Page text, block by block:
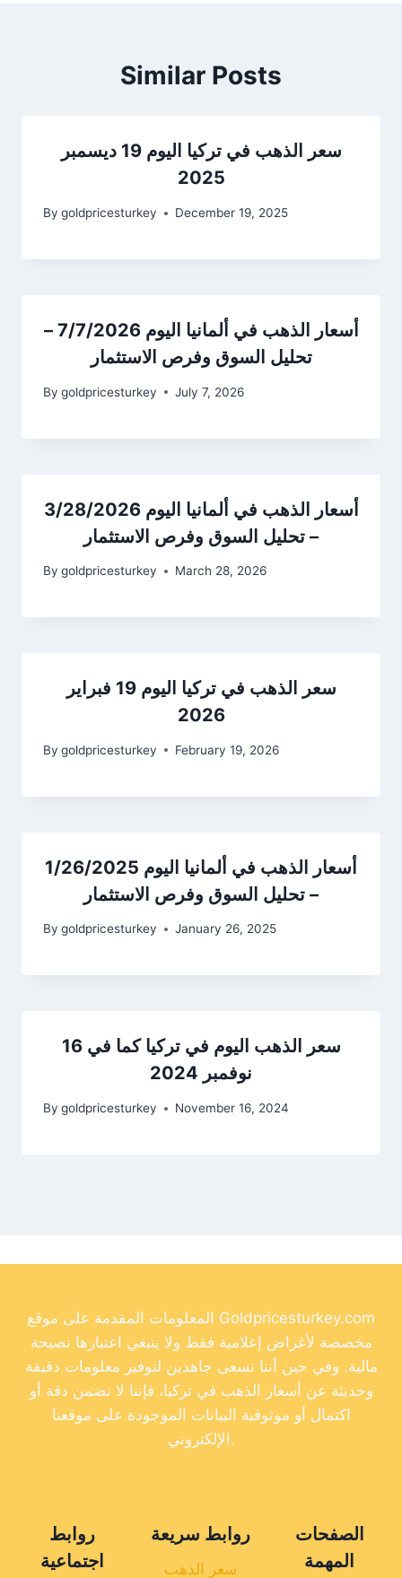
Similar Posts
سعر الذهب في تركيا اليوم 19 ديسمبر
2025
By goldpricesturkey December 19, 2025
أسعار الذهب في ألمانيا اليوم 7/7/2026 –
تحليل السوق وفرص الاستثمار
By goldpricesturkey July 7, 2026
أسعار الذهب في ألمانيا اليوم 3/28/2026
– تحليل السوق وفرص الاستثمار
By goldpricesturkey March 28, 2026
سعر الذهب في تركيا اليوم 19 فبراير
2026
By goldpricesturkey February 19, 2026
أسعار الذهب في ألمانيا اليوم 1/26/2025
– تحليل السوق وفرص الاستثمار
By goldpricesturkey January 26, 2025
سعر الذهب اليوم في تركيا كما في 16
نوفمبر 2024
By goldpricesturkey November 16, 2024
المعلومات المقدمة على موقع Goldpricesturkey.com
مخصصة لأغراض إعلامية فقط ولا ينبغي اعتبارها نصيحة
مالية. وفي حين أننا نسعى جاهدين لتوفير معلومات دقيقة
وحديثة عن أسعار الذهب في تركيا، فإننا لا نضمن دقة أو
اكتمال أو موثوقية البيانات الموجودة على موقعنا
الإلكتروني.
روابط
اجتماعية
روابط سريعة
سعر الذهب
الصفحات
المهمة